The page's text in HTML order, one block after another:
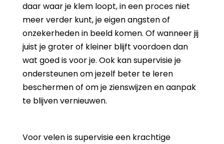
daar waar je klem loopt, in een proces niet
meer verder kunt, je eigen angsten of
onzekerheden in beeld komen. Of wanneer jij
juist je groter of kleiner blijft voordoen dan
wat goed is voor je. Ook kan supervisie je
ondersteunen om jezelf beter te leren
beschermen of om je zienswijzen en aanpak
te blijven vernieuwen.
Voor velen is supervisie een krachtige